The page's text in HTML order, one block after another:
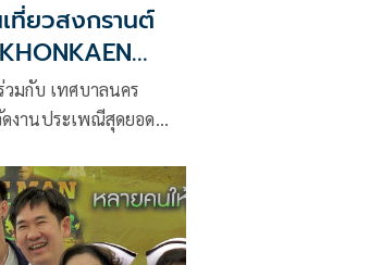
ที่ยวสงกรานต์
2024'
มกับ เทศบาลนคร
งานประเพณีสุดยอด
นวคิด “สาดถึงแก่น”
15 เมษายนนี้